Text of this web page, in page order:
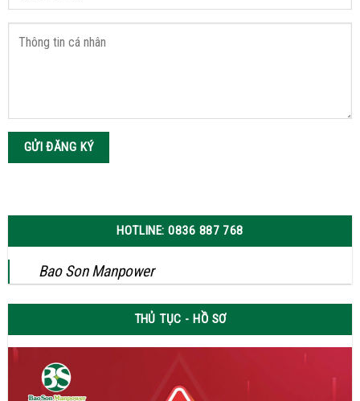
HOTLINE: 0836 887 768
Bao Son Manpower
THỦ TỤC - HỒ SƠ